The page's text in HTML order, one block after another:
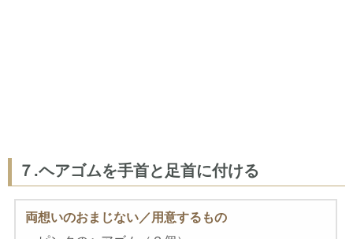
７.ヘアゴムを手首と足首に付ける
両想いのおまじない／用意するもの